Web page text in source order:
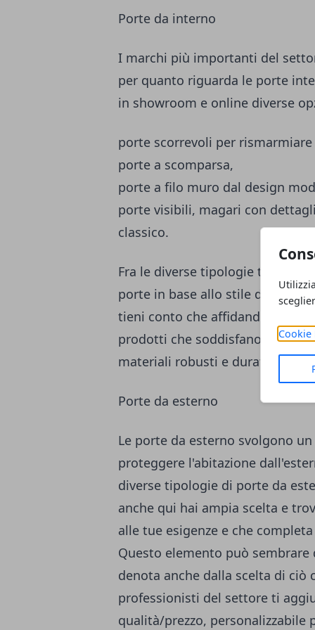
Cookie
Porte da interno
I marchi più importanti del
per quanto riguarda le porte
in showroom e online diverse
porte scorrevoli per
porte a scomparsa,
porte a filo muro dal design
porte visibili, magari con
classico.
Fra le diverse tipologie troverai
porte in base allo stile della tua
tieni conto che affidandoti a
prodotti che soddisfano alti
materiali robusti e duraturi.
Porte da esterno
Le porte da esterno svolgono
proteggere l'abitazione
diverse tipologie di porte da
anche qui hai ampia scelta e
alle tue esigenze e che
Questo elemento può
denota anche dalla scelta di ciò
professionisti del settore ti
qualità/prezzo,